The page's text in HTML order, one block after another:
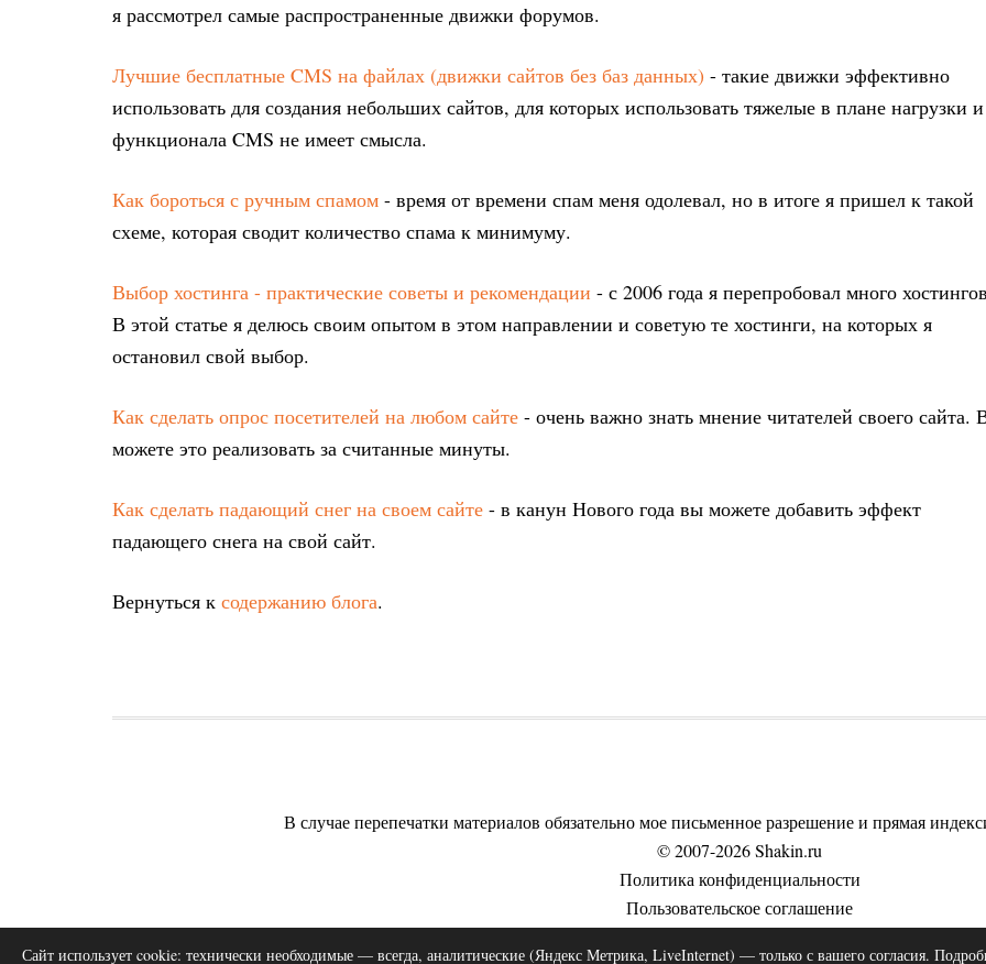
я рассмотрел самые распространенные движки форумов.
Лучшие бесплатные CMS на файлах (движки сайтов без баз данных) - такие движки эффективно
использовать для создания небольших сайтов, для которых использовать тяжелые в плане нагрузки и
функционала CMS не имеет смысла.
Как бороться с ручным спамом - время от времени спам меня одолевал, но в итоге я пришел к такой
схеме, которая сводит количество спама к минимуму.
Выбор хостинга - практические советы и рекомендации - с 2006 года я перепробовал много
В этой статье я делюсь своим опытом в этом направлении и советую те хостинги, на которых я
остановил свой выбор.
Как сделать опрос посетителей на любом сайте - очень важно знать мнение читателей своего сайта.
можете это реализовать за считанные минуты.
Как сделать падающий снег на своем сайте - в канун Нового года вы можете добавить эффект
падающего снега на свой сайт.
Вернуться к содержанию блога.
В случае перепечатки материалов обязательно мое письменное разрешение и прямая
© 2007-2026 Shakin.ru
Политика конфиденциальности
Пользовательское соглашение
Сайт использует cookie: технически необходимые — всегда, аналитические (Яндекс Метрика, LiveInternet) — только с вашего согласия.